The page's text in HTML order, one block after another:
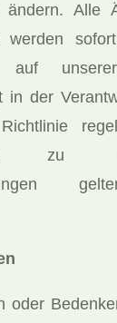
Alle
werden
auf
in der
zu
oder